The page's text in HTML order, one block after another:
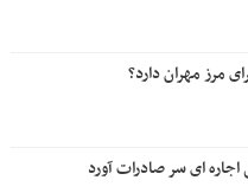
مرز مهران دارد؟
اجاره ای سر صادرات آورد